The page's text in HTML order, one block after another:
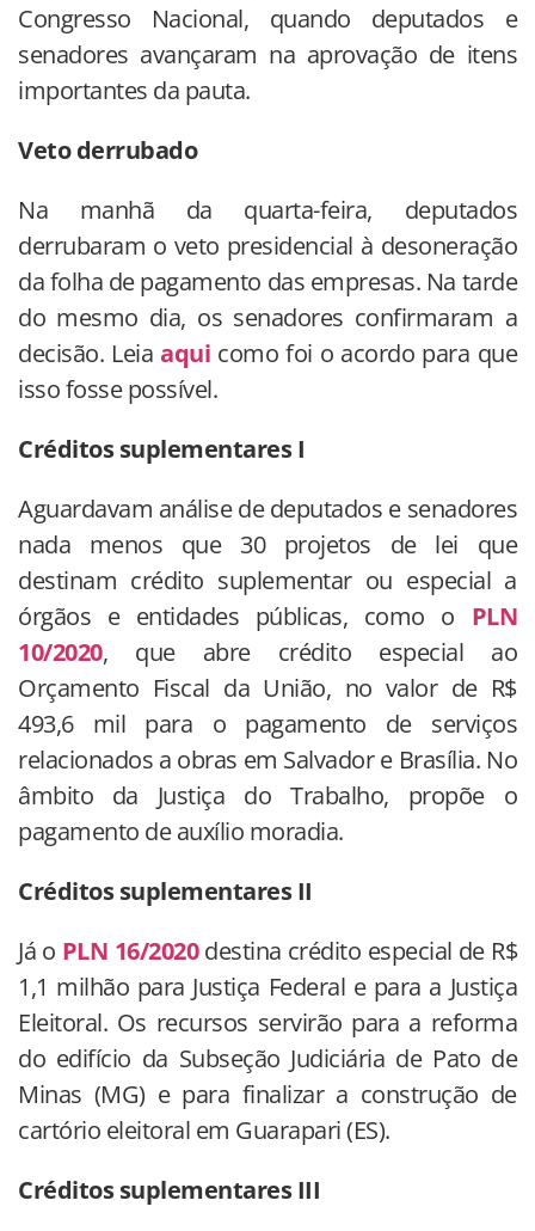
Congresso Nacional, quando deputados e
senadores avançaram na aprovação de itens
importantes da pauta.
Veto derrubado
Na manhã da quarta-feira, deputados
derrubaram o veto presidencial à desoneração
da folha de pagamento das empresas. Na tarde
do mesmo dia, os senadores confirmaram a
decisão. Leiaaqui como foi o acordo para que
isso fosse possível.
Créditos suplementares I
Aguardavam análise de deputados e senadores
nada menos que 30 projetos de lei que
destinam crédito suplementar ou especial a
órgãos e entidades públicas, como o PLN
10/2020, que abre crédito especial ao
Orçamento Fiscal da União, no valor de R$
493,6 mil para o pagamento de serviços
relacionados a obras em Salvador e Brasília. No
âmbito da Justiça do Trabalho, propõe o
pagamento de auxílio moradia.
Créditos suplementares II
Já o PLN 16/2020destina crédito especial de R$
1,1 milhão para Justiça Federal e para a Justiça
Eleitoral. Os recursos servirão para a reforma
do edifício da Subseção Judiciária de Pato de
Minas (MG) e para finalizar a construção de
cartório eleitoral em Guarapari (ES).
Créditos suplementares III